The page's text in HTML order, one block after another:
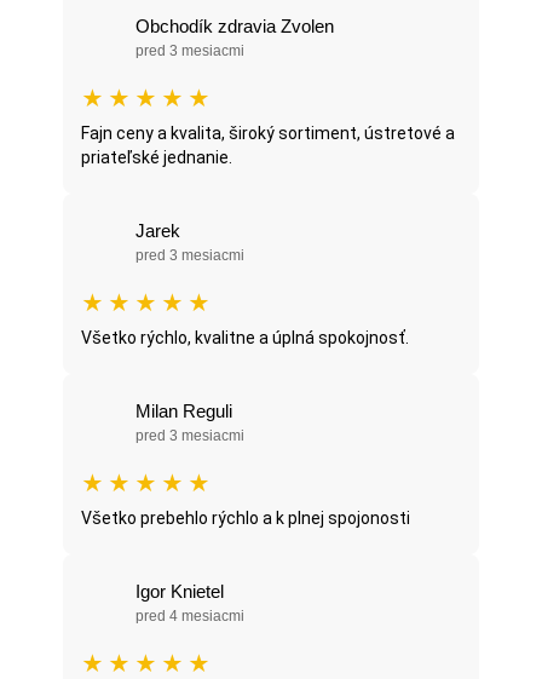
Obchodík zdravia Zvolen
pred 3 mesiacmi
★ ★ ★ ★ ★
Fajn ceny a kvalita, široký sortiment, ústretové a
priateľské jednanie.
Jarek
pred 3 mesiacmi
★ ★ ★ ★ ★
Všetko rýchlo, kvalitne a úplná spokojnosť.
Milan Reguli
pred 3 mesiacmi
★ ★ ★ ★ ★
Všetko prebehlo rýchlo a k plnej spojonosti
Igor Knietel
pred 4 mesiacmi
★ ★ ★ ★ ★